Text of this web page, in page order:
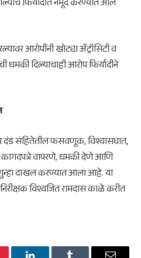
फिर्यादीत नमूद करण्यात आले
आरोपींनी खोट्या ॲट्रॉसिटी व
दिल्याचाही आरोप फिर्यादीने
दंड संहितेतील फसवणूक, विश्वासघात,
कागदपत्रे वापरणे, धमकी देणे आणि
दाखल करण्यात आला आहे. या
विश्वजित रामदास काळे करीत